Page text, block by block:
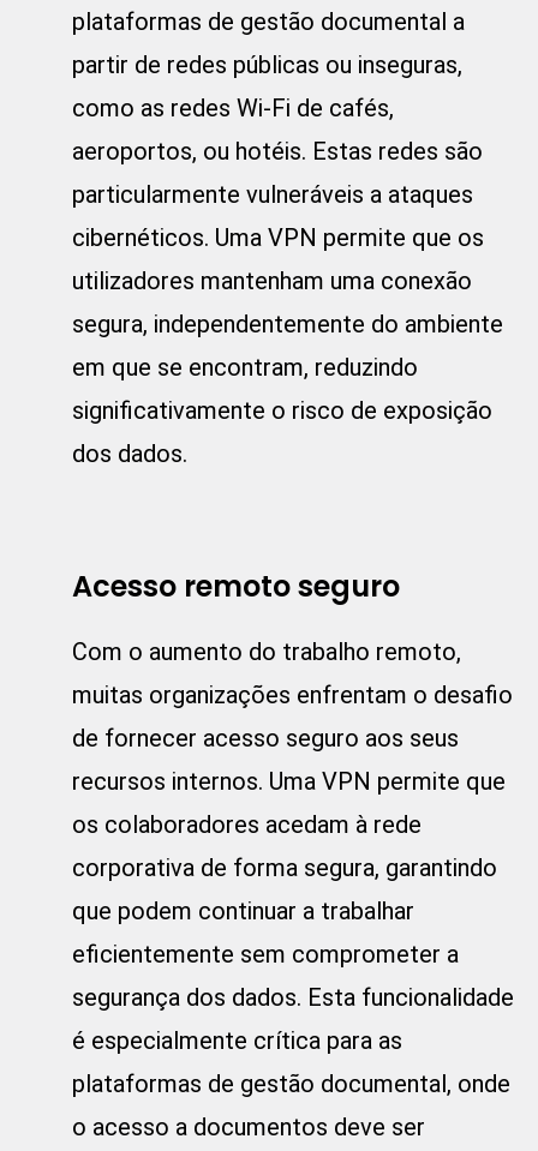
plataformas de gestão documental a
partir de redes públicas ou inseguras,
como as redes Wi-Fi de cafés,
aeroportos, ou hotéis. Estas redes são
particularmente vulneráveis a ataques
cibernéticos. Uma VPN permite que os
utilizadores mantenham uma conexão
segura, independentemente do ambiente
em que se encontram, reduzindo
significativamente o risco de exposição
dos dados.
Acesso remoto seguro
Com o aumento do trabalho remoto,
muitas organizações enfrentam o desafio
de fornecer acesso seguro aos seus
recursos internos. Uma VPN permite que
os colaboradores acedam à rede
corporativa de forma segura, garantindo
que podem continuar a trabalhar
eficientemente sem comprometer a
segurança dos dados. Esta funcionalidade
é especialmente crítica para as
plataformas de gestão documental, onde
o acesso a documentos deve ser